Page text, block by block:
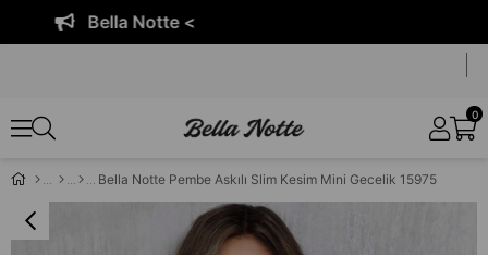
Bella Notte <
0
Bella Notte Pembe Askılı Slim Kesim Mini Gecelik 15975